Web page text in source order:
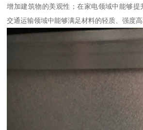
增加建筑物的美观性；在家电领域中能够提
交通运输领域中能够满足材料的轻质、强度高